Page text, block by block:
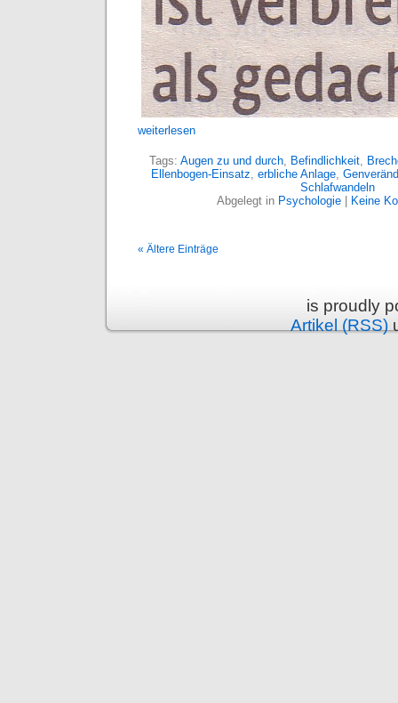
weiterlesen
Tags: Augen zu und durch, Befindlichkeit,
Ellenbogen-Einsatz, erbliche Anlage,
Schlafwandeln
Abgelegt in Psychologie| Keine
« Ältere Einträge
is proudly
Artikel (RSS)